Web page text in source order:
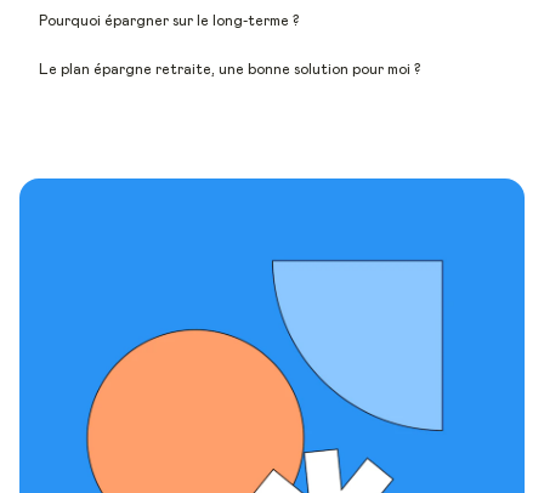
Pourquoi épargner sur le long-terme ?
Le plan épargne retraite, une bonne solution pour moi ?